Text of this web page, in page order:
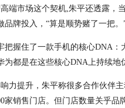
端市场这个契机,朱平还透露，
牌投入，“算是顺势赌了一把。
把握住了一款手机的核心DNA
都是在这些核心DNA上持续地
力提升，朱平称很多合作伙伴
家销售门店。但门店数量关乎品